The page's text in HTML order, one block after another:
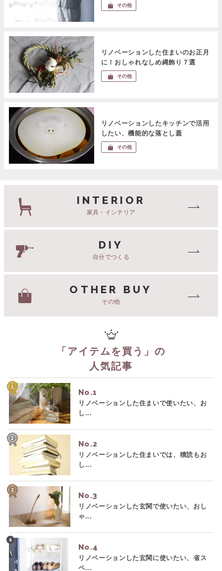
その他
リノベーションした住まいのお正月
に！おしゃれなしめ縄飾り７選
その他
リノベーションしたキッチンで活用
したい、機能的な落とし蓋
その他
INTERIOR
家具・インテリア
DIY
自分でつくる
OTHER BUY
その他
「 アイテムを買う 」の
人気記事
No.
リノベーションした住まいで使いたい、お
し...
No.
リノベーションした住まいでは、積読もお
し...
No.
リノベーションした玄関で使いたい、おし
ゃ...
No.
リノベーションした玄関に使いたい、省ス
ペ...